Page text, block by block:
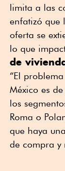
limita a las
enfatizó que
oferta se
lo que
de
“El
México es de
los
Roma o
que haya
de compra y